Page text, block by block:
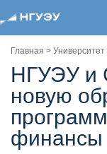
Главная > Университет
НГУЭУ и
новую
финансы